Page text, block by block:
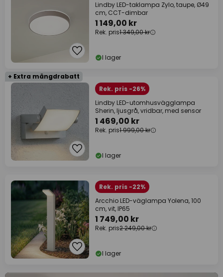
Lindby LED-taklampa Zylo, taupe, Ø49
cm, CCT-dimbar
1 149,00 kr
Rek. pris1 349,00 kr
I lager
+ Extra mängdrabatt
Rek. pris -26%
Lindby LED-utomhusvägglampa
Sherin, ljusgrå, vridbar, med sensor
1 469,00 kr
Rek. pris1 999,00 kr
I lager
Rek. pris -22%
Arcchio LED-väglampa Yolena, 100
cm, vit, IP65
1 749,00 kr
Rek. pris2 249,00 kr
I lager